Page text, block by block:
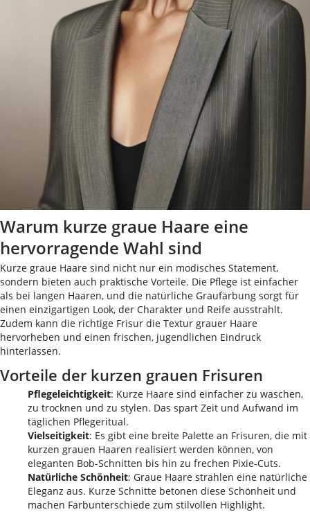
Warum kurze graue Haare eine
hervorragende Wahl sind
Kurze graue Haare sind nicht nur ein modisches Statement,
sondern bieten auch praktische Vorteile. Die Pflege ist einfacher
als bei langen Haaren, und die natürliche Graufärbung sorgt für
einen einzigartigen Look, der Charakter und Reife ausstrahlt.
Zudem kann die richtige Frisur die Textur grauer Haare
hervorheben und einen frischen, jugendlichen Eindruck
hinterlassen.
Vorteile der kurzen grauen Frisuren
Pflegeleichtigkeit: Kurze Haare sind einfacher zu waschen,
zu trocknen und zu stylen. Das spart Zeit und Aufwand im
täglichen Pflegeritual.
Vielseitigkeit: Es gibt eine breite Palette an Frisuren, die mit
kurzen grauen Haaren realisiert werden können, von
eleganten Bob-Schnitten bis hin zu frechen Pixie-Cuts.
Natürliche Schönheit: Graue Haare strahlen eine natürliche
Eleganz aus. Kurze Schnitte betonen diese Schönheit und
machen Farbunterschiede zum stilvollen Highlight.